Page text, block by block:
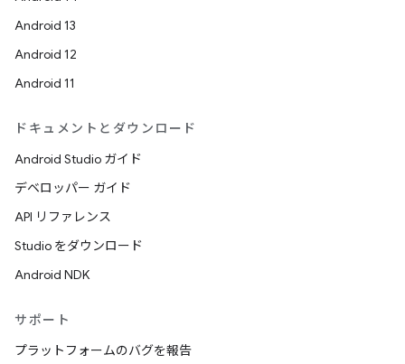
Android 13
Android 12
Android 11
ドキュメントとダウンロード
Android Studio ガイド
デベロッパー ガイド
API リファレンス
Studio をダウンロード
Android NDK
サポート
プラットフォームのバグを報告